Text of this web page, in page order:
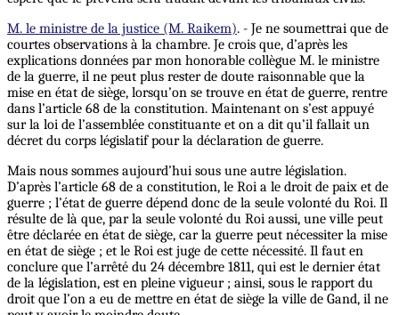
M. le ministre de la justice (M. Raikem). - Je ne soumettrai que de
courtes observations à la chambre. Je crois que, d’après les
explications données par mon honorable collègue M. le ministre
de la guerre, il ne peut plus rester de doute raisonnable que la
mise en état de siège, lorsqu’on se trouve en état de guerre, rentre
dans l’article 68 de la constitution. Maintenant on s’est appuyé
sur la loi de l’assemblée constituante et on a dit qu’il fallait un
décret du corps législatif pour la déclaration de guerre.
Mais nous sommes aujourd’hui sous une autre législation.
D’après l’article 68 de a constitution, le Roi a le droit de paix et de
guerre ; l’état de guerre dépend donc de la seule volonté du Roi. Il
résulte de là que, par la seule volonté du Roi aussi, une ville peut
être déclarée en état de siège, car la guerre peut nécessiter la mise
en état de siège ; et le Roi est juge de cette nécessité. Il faut en
conclure que l’arrêté du 24 décembre 1811, qui est le dernier état
de la législation, est en pleine vigueur ; ainsi, sous le rapport du
droit que l’on a eu de mettre en état de siège la ville de Gand, il ne